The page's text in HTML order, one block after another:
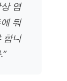
상 염
둬
합니